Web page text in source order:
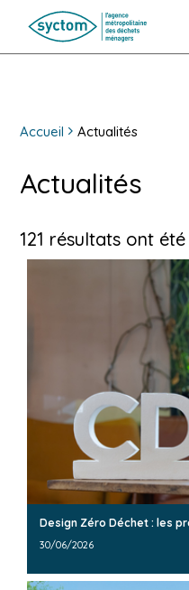
Accueil Actualités
Actualités
121 résultats ont
Design Zéro Déchet : les
30/06/2026